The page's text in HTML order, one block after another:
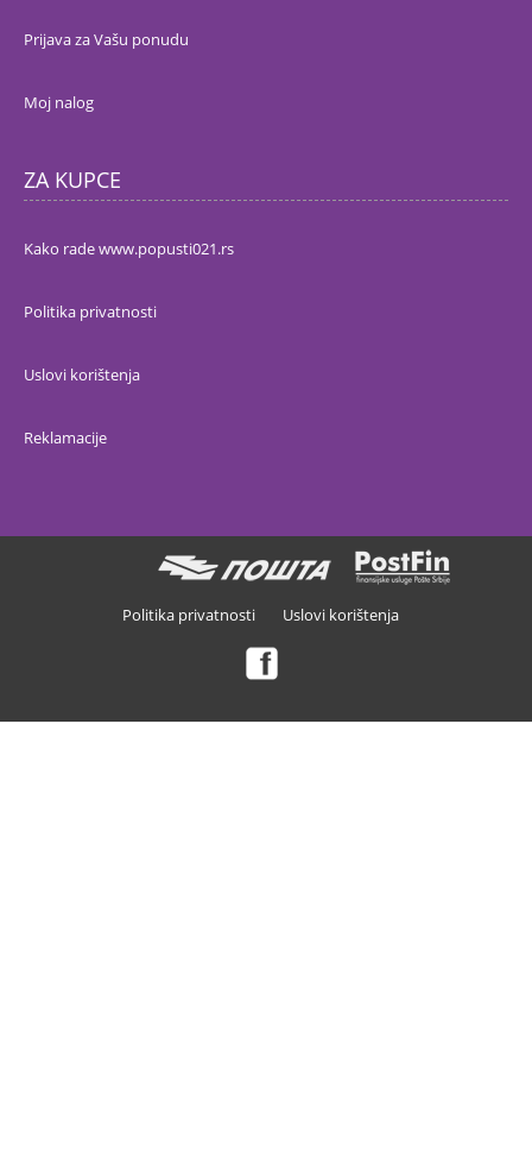
Prijava za Vašu ponudu
Moj nalog
ZA KUPCE
Kako rade www.popusti021.rs
Politika privatnosti
Uslovi korištenja
Reklamacije
Politika privatnosti Uslovi korištenja